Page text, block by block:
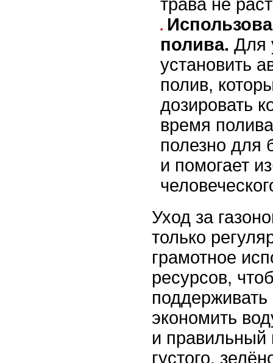
трава не
полива. Для
установить
полив,
дозировать
время
полезно для
и помогает
Уход за
только
грамотное
ресурсов,
поддерживать
экономить
и правильный
густого,